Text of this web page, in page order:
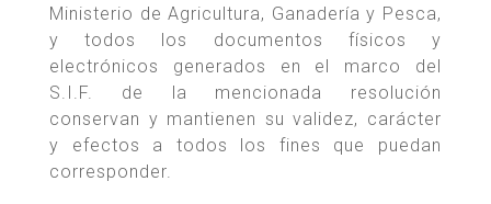
Ministerio de Agricultura, Ganadería y Pesca,
y todos los documentos físicos y
electrónicos generados en el marco del
S.I.F. de la mencionada resolución
conservan y mantienen su validez, carácter
y efectos a todos los fines que puedan
corresponder.